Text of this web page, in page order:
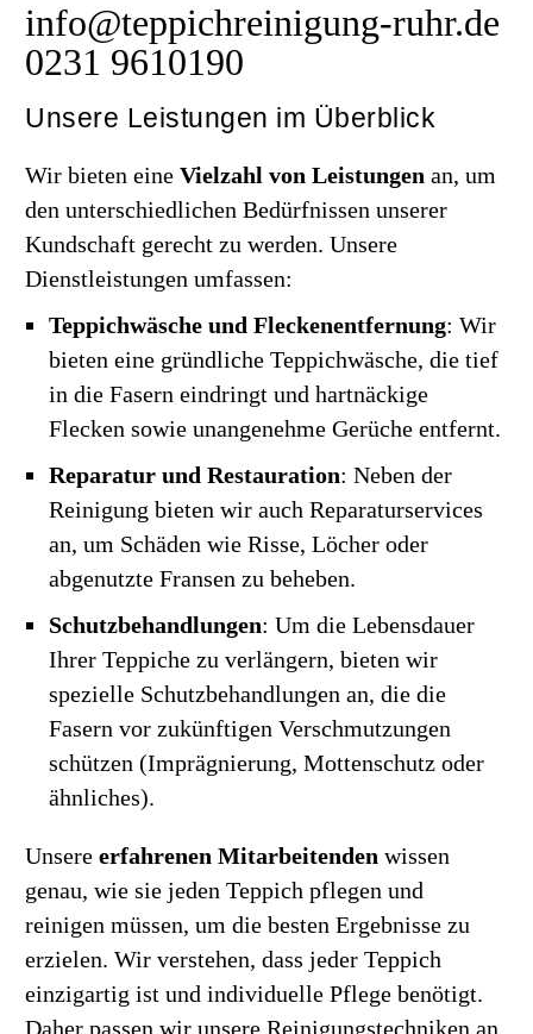
info@teppichreinigung-ruhr.de
0231 9610190
Unsere Leistungen im Überblick
Wir bieten eine Vielzahl von Leistungen an, um
den unterschiedlichen Bedürfnissen unserer
Kundschaft gerecht zu werden. Unsere
Dienstleistungen umfassen:
Teppichwäsche und Fleckenentfernung: Wir
bieten eine gründliche Teppichwäsche, die tief
in die Fasern eindringt und hartnäckige
Flecken sowie unangenehme Gerüche entfernt.
Reparatur und Restauration: Neben der
Reinigung bieten wir auch Reparaturservices
an, um Schäden wie Risse, Löcher oder
abgenutzte Fransen zu beheben.
Schutzbehandlungen: Um die Lebensdauer
Ihrer Teppiche zu verlängern, bieten wir
spezielle Schutzbehandlungen an, die die
Fasern vor zukünftigen Verschmutzungen
schützen (Imprägnierung, Mottenschutz oder
ähnliches).
Unsere erfahrenen Mitarbeitenden wissen
genau, wie sie jeden Teppich pflegen und
reinigen müssen, um die besten Ergebnisse zu
erzielen. Wir verstehen, dass jeder Teppich
einzigartig ist und individuelle Pflege benötigt.
Daher passen wir unsere Reinigungstechniken an